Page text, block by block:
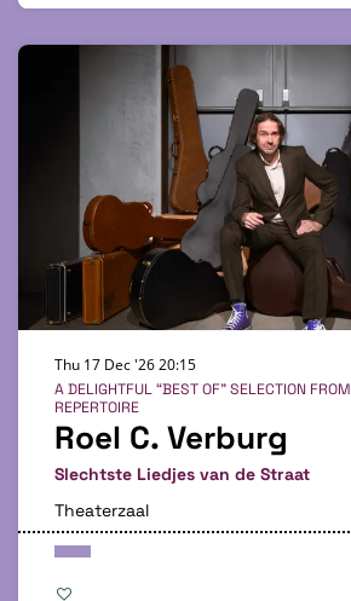
Roel C. Verburg
Slechtste Liedjes van de Straat
A DELIGHTFUL “BEST OF” SELECTION
REPERTOIRE
Thu 17 Dec '2620:15
Theaterzaal